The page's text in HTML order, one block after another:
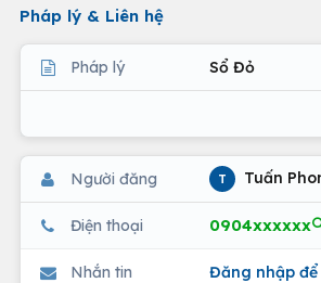
Pháp lý & Liên hệ
Pháp lý Sổ Đỏ
Người đăng T Tuấn
Điện thoại
Nhắn tin Đăng nhập